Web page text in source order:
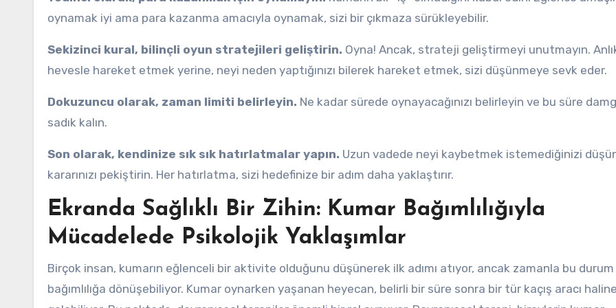
oynamak iyi ama para kazanma amacıyla oynamak, sizi bir çıkmaza sürükleyebilir.
Sekizinci kural, bilinçli oyun stratejileri geliştirin. Oyna! Ancak, strateji geliştirmeyi unutmayın.
hevesle hareket etmek yerine, neyi neden yaptığınızı bilerek hareket etmek, sizi düşünmeye sevk eder.
Dokuzuncu olarak, zaman limiti belirleyin. Ne kadar sürede oynayacağınızı belirleyin ve bu süre
sadık kalın.
Son olarak, kendinize sık sık hatırlatmalar yapın. Uzun vadede neyi kaybetmek istemediğinizi
kararınızı pekiştirin. Her hatırlatma, sizi hedefinize bir adım daha yaklaştırır.
Ekranda Sağlıklı Bir Zihin: Kumar Bağımlılığıyla
Mücadelede Psikolojik Yaklaşımlar
Birçok insan, kumarın eğlenceli bir aktivite olduğunu düşünerek ilk adımı atıyor, ancak zamanla bu durum
bağımlılığa dönüşebiliyor. Kumar oynarken yaşanan heyecan, belirli bir süre sonra bir tür kaçış aracı haline